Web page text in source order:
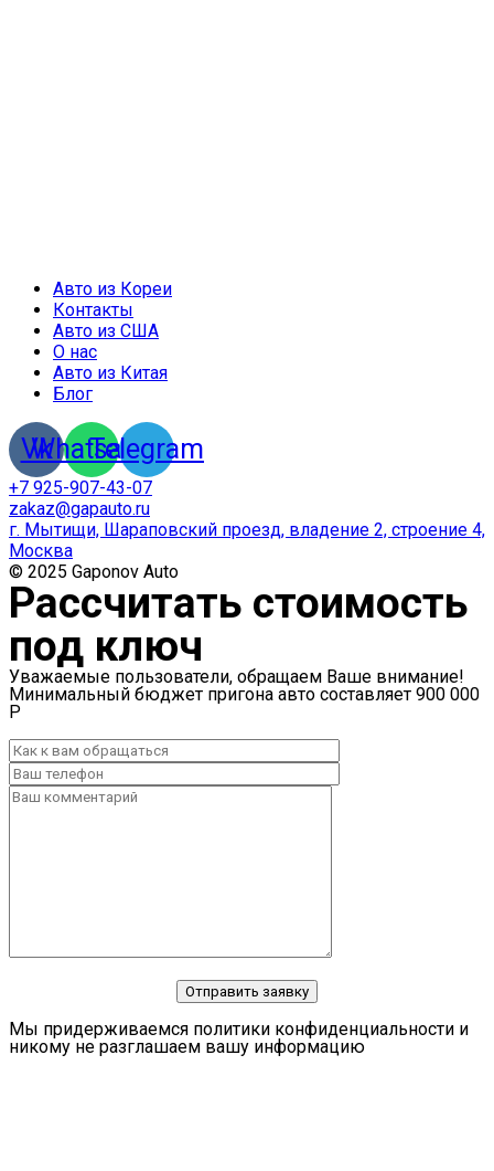
Авто из Кореи
Контакты
Авто из США
О нас
Авто из Китая
Блог
Vk
Whatsapp
Telegram
+7 925-907-43-07
zakaz@gapauto.ru
г. Мытищи, Шараповский проезд, владение 2, строение 4,
Москва
© 2025 Gaponov Auto
Рассчитать стоимость
под ключ
Уважаемые пользователи, обращаем Ваше внимание!
Минимальный бюджет пригона авто составляет 900 000
Р
Отправить заявку
Мы придерживаемся политики конфиденциальности и
никому не разглашаем вашу информацию